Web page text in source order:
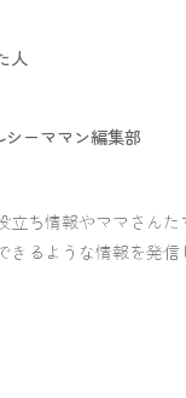
人
シーママン編集部
立ち情報やママさんた
きるような情報を発信